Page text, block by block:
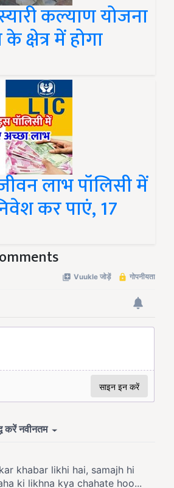
कल्याण योजना
क्षेत्र में होगा
लाभ पॉलिसी में
कर पाएं, 17